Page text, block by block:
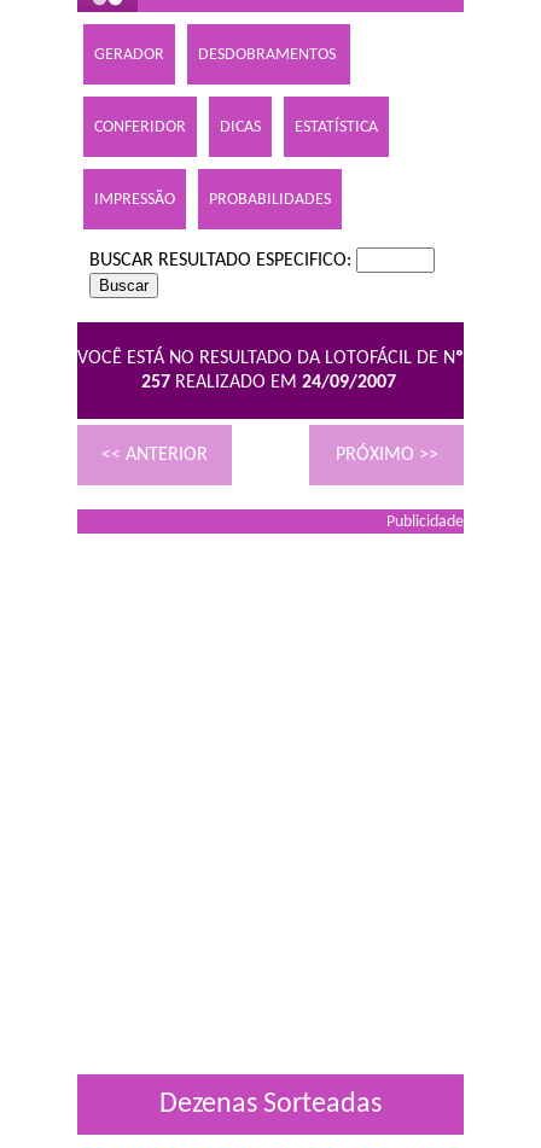
GERADOR DESDOBRAMENTOS
CONFERIDOR DICAS ESTATÍSTICA
IMPRESSÃO PROBABILIDADES
BUSCAR RESULTADO ESPECIFICO:
VOCÊ ESTÁ NO RESULTADO DA LOTOFÁCIL DE Nº
257 REALIZADO EM 24/09/2007
<< ANTERIOR PRÓXIMO >>
Publicidade
Dezenas Sorteadas